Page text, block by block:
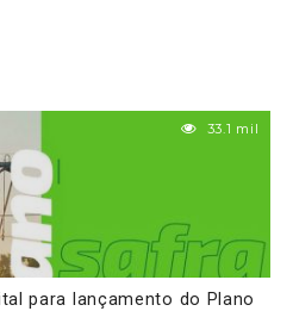
33.1 mil
para lançamento do Plano